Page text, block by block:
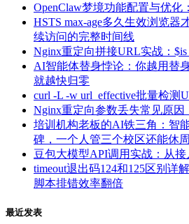
OpenClaw梦境功能配置与优
HSTS max-age多久生效浏览器
续访问的完整时间线
Nginx重定向拼接URL实战：
AI智能体替身悖论：你越用替
就越快归零
curl -L -w url_effective批量检测
Nginx重定向参数丢失常见原因
培训机构老板的AI铁三角：智
碑，一个人管三个校区还能休
豆包大模型API调用实战：从
timeout退出码124和125区别详
脚本排错效率翻倍
最近发表